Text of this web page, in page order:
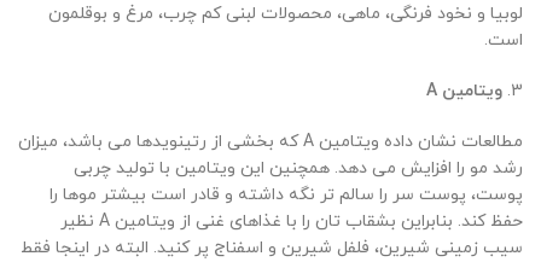
لوبیا و نخود فرنگی، ماهی، محصولات لبنی کم چرب، مرغ و بوقلمون
است.
3. ویتامین A
مطالعات نشان داده ویتامین A که بخشی از رتینویدها می باشد، میزان
رشد مو را افزایش می دهد. همچنین این ویتامین با تولید چربی
پوست، پوست سر را سالم تر نگه داشته و قادر است بیشتر موها را
حفظ کند. بنابراین بشقاب تان را با غذاهای غنی از ویتامین A نظیر
سیب زمینی شیرین، فلفل شیرین و اسفناج پر کنید. البته در اینجا فقط